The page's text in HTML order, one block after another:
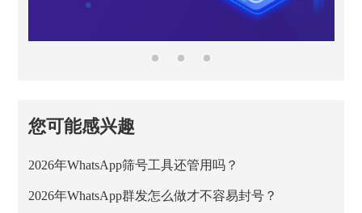
您可能感兴趣
2026年WhatsApp筛号工具还管用吗？
2026年WhatsApp群发怎么做才不容易封号？